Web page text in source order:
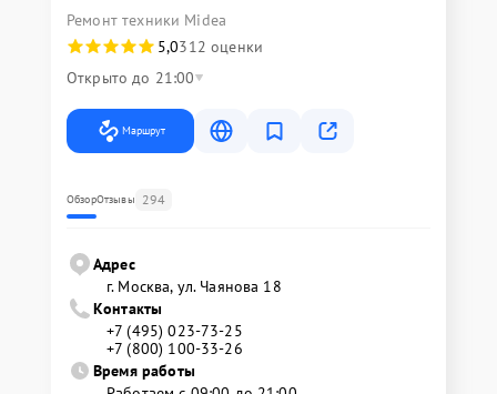
Ремонт техники Midea
5,0312 оценки
Открыто до 21:00
Маршрут
ОбзорОтзывы 294
Адрес
г. Москва, ул. Чаянова 18
Контакты
+7 (495) 023-73-25
+7 (800) 100-33-26
Время работы